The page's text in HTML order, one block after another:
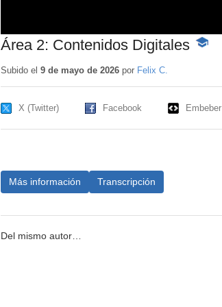
Área 2: Contenidos Digitales -
Subido el 9 de mayo de 2026por Felix C.
X (Twitter) Facebook Embeber
Más información Transcripción
Del mismo autor…